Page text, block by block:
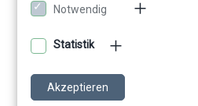
Notwendig
Statistik
Akzeptieren